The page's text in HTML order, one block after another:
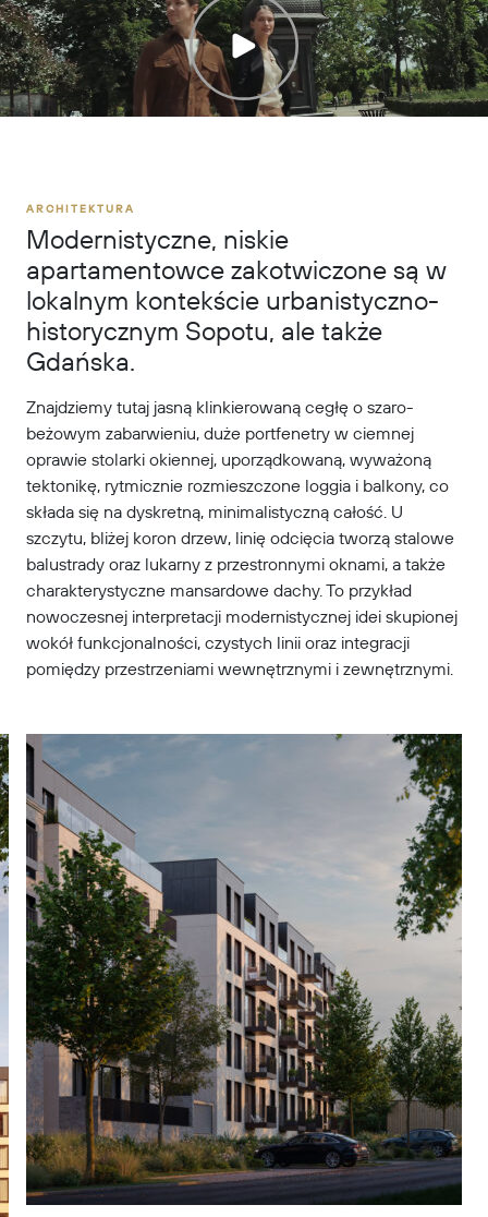
ARCHITEKTURA
Modernistyczne, niskie
apartamentowce zakotwiczone są w
lokalnym kontekście urbanistyczno-
historycznym Sopotu, ale także
Gdańska.
Znajdziemy tutaj jasną klinkierowaną cegłę o szaro-
beżowym zabarwieniu, duże portfenetry w ciemnej
oprawie stolarki okiennej, uporządkowaną, wyważoną
tektonikę, rytmicznie rozmieszczone loggia i balkony, co
składa się na dyskretną, minimalistyczną całość. U
szczytu, bliżej koron drzew, linię odcięcia tworzą stalowe
balustrady oraz lukarny z przestronnymi oknami, a także
charakterystyczne mansardowe dachy. To przykład
nowoczesnej interpretacji modernistycznej idei skupionej
wokół funkcjonalności, czystych linii oraz integracji
pomiędzy przestrzeniami wewnętrznymi i zewnętrznymi.